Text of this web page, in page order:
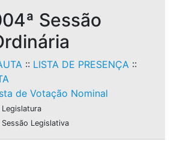
Sessão
:: LISTA DE PRESENÇA::
de Votação Nominal
Legislatura
Sessão Legislativa